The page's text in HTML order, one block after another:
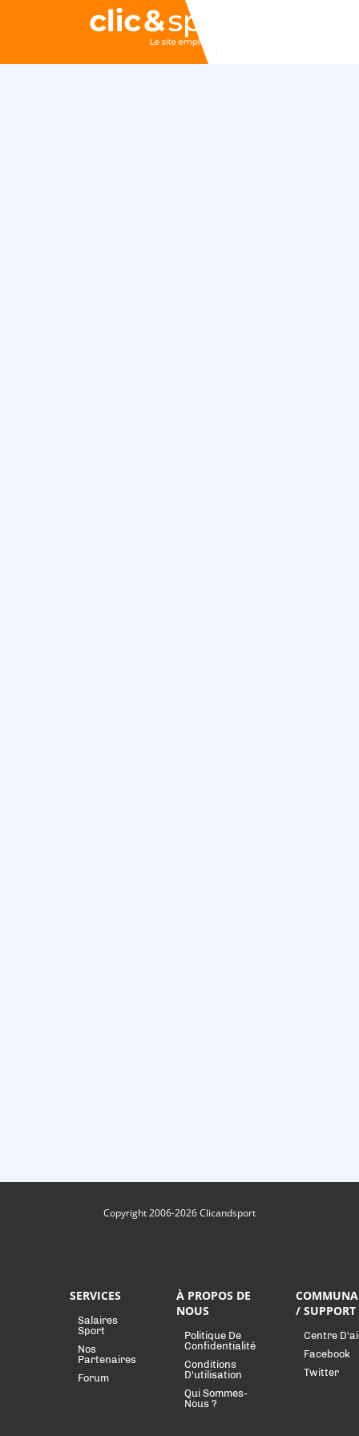
Copyright 2006-2026 Clicandsport
SERVICES
Salaires
Sport
Nos
Partenaires
Forum
À PROPOS DE
NOUS
Politique De
Confidentialité
Conditions
D'utilisation
Qui Sommes-
Nous ?
/ SUPPORT
Centre
Facebook
Twitter